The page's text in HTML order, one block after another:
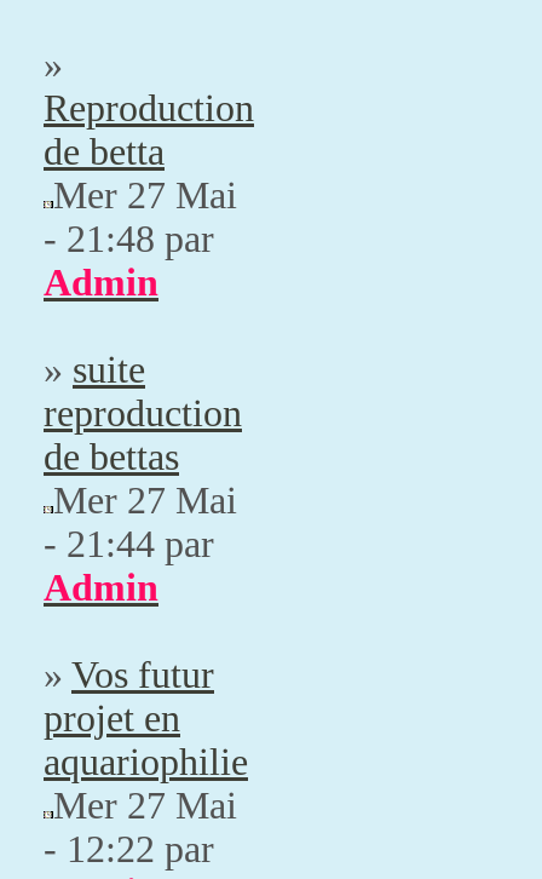
»
Reproduction
de betta
Mer 27 Mai
- 21:48 par
Admin
» suite
reproduction
de bettas
Mer 27 Mai
- 21:44 par
Admin
» Vos futur
projet en
aquariophilie
Mer 27 Mai
- 12:22 par